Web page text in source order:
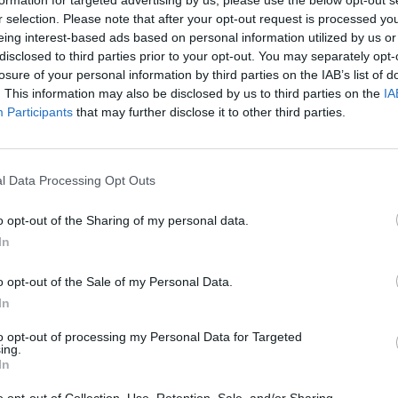
selection. Please note that after your opt-out request is processed
interest-based ads based on personal information utilized by us
to third parties prior to your opt-out. You may separately
of your personal information by third parties on the IAB’s list of
This information may also be disclosed by us to third parties on the
Participants that may further disclose it to other third parties.
Data Processing Opt Outs
opt-out of the Sharing of my personal data.
opt-out of the Sale of my Personal Data.
opt-out of processing my Personal Data for Targeted
διακεκριμένες περιπτώσεις κλοπής, η
ημεδαπό, καθώς και άγνωστους συνεργούς
κοινότητα του Δήμου Ευρώτα
και άγνωστους συνεργούς τους, διέρρηξαν
κάτι, καθώς έγιναν αντιληπτοί και
αστυνομικοί του Τμήματος Ασφαλείας
τοπική κοινότητα του Δήμου Σπάρτης
διερεύνησης, που διεξήχθη από το
34χρονος, μαζί με τον 29χρονο και
διάστημα από την 25.8.2016 έως και την
Ευρώτα Λακωνίας, διέπραξαν ακόμη δέκα